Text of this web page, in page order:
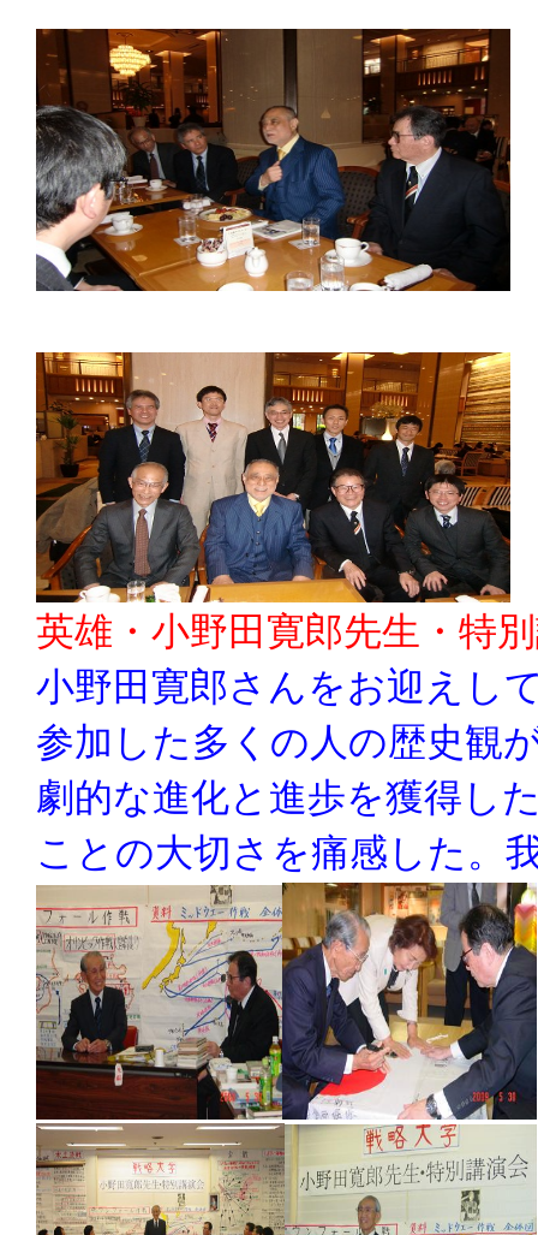
英雄・小野田寛郎先生・特
小野田寛郎さんをお迎えし
参加した多くの人の歴史観
劇的な進化と進歩を獲得し
ことの大切さを痛感した。